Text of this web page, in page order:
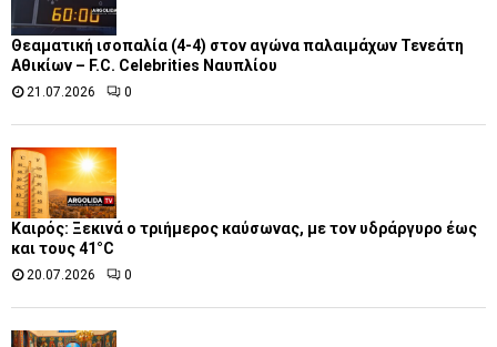
Θεαματική ισοπαλία (4-4) στον αγώνα παλαιμάχων Τενεάτη
Αθικίων – F.C. Celebrities Ναυπλίου
21.07.2026 0
Καιρός: Ξεκινά ο τριήμερος καύσωνας, με τον υδράργυρο έως
και τους 41°C
20.07.2026 0